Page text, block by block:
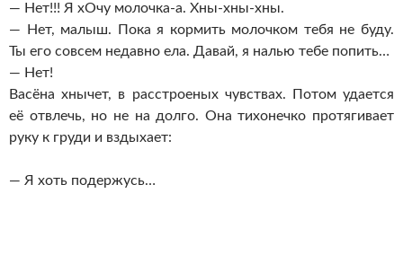
— Нет!!! Я хОчу молочка-а. Хны-хны-хны.
— Нет, малыш. Пока я кормить молочком тебя не буду.
Ты его совсем недавно ела. Давай, я налью тебе попить…
— Нет!
Васёна хнычет, в расстроеных чувствах. Потом удается
её отвлечь, но не на долго. Она тихонечко протягивает
руку к груди и вздыхает:
— Я хоть подержусь…